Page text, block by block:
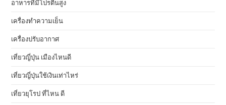
อาหารที่มีโปรตีนสูง
เครื่องทำความเย็น
เครื่องปรับอากาศ
เที่ยวญี่ปุ่น เมืองไหนดี
เที่ยวญี่ปุ่นใช้เงินเท่าไหร่
เที่ยวยุโรป ที่ไหน ดี